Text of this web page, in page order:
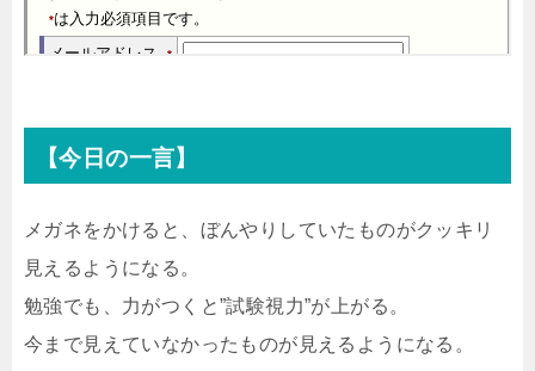
【今日の一言】
メガネをかけると、ぼんやりしていたものがクッキリ
見えるようになる。
勉強でも、力がつくと”試験視力”が上がる。
今まで見えていなかったものが見えるようになる。